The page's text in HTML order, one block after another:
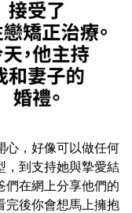
心，好像可以做任何
，到支持她與摯愛結
們在網上分享他們的
完後你會想馬上擁抱